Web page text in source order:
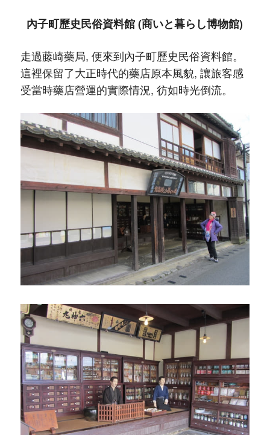
內子町歷史民俗資料館 (商いと暮らし博物館)
走過藤崎藥局, 便來到內子町歷史民俗資料館。
這裡保留了大正時代的藥店原本風貌, 讓旅客感
受當時藥店營運的實際情況, 彷如時光倒流。